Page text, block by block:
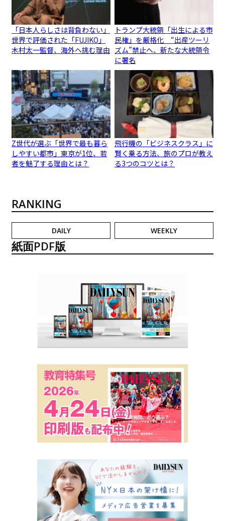
「日本人らしさは背負わない」
世界で評価された「FUJIKO」
木村太一監督、海外へ挑む理由
トランプ大統領「出生による市
民権」を厳格化 “出産ツーリ
ズム”禁止へ、新たな大統領令
に署名
Z世代が選ぶ「世界で最も暮ら
しやすい都市」東京が1位、若
者を魅了する理由とは？
飛行機の「ビジネスクラス」に
賢く乗る方法、旅のプロが教え
る3つのコツとは？
RANKING
DAILY WEEKLY
紙面PDF版